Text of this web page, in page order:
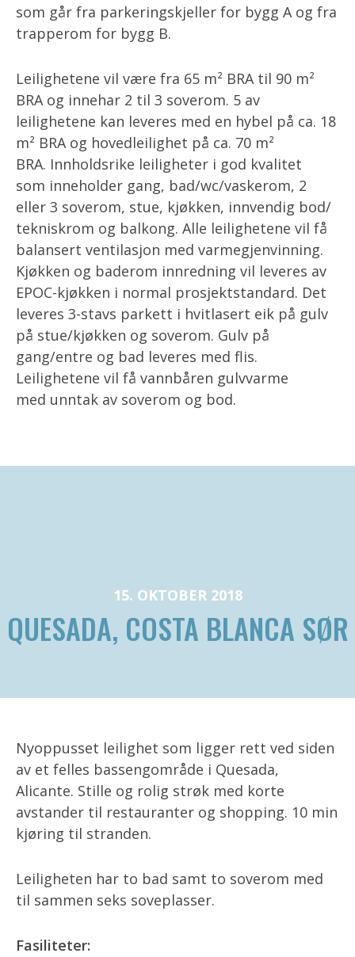
som går fra parkeringskjeller for bygg A og fra
trapperom for bygg B.
Leilighetene vil være fra 65 m² BRA til 90 m²
BRA og innehar 2 til 3 soverom. 5 av
leilighetene kan leveres med en hybel på ca. 18
m² BRA og hovedleilighet på ca. 70 m²
BRA. Innholdsrike leiligheter i god kvalitet
som inneholder gang, bad/wc/vaskerom, 2
eller 3 soverom, stue, kjøkken, innvendig bod/
tekniskrom og balkong. Alle leilighetene vil få
balansert ventilasjon med varmegjenvinning.
Kjøkken og baderom innredning vil leveres av
EPOC-kjøkken i normal prosjektstandard. Det
leveres 3-stavs parkett i hvitlasert eik på gulv
på stue/kjøkken og soverom. Gulv på
gang/entre og bad leveres med flis.
Leilighetene vil få vannbåren gulvvarme
med unntak av soverom og bod.
15. OKTOBER 2018
QUESADA, COSTA BLANCA SØR
Nyoppusset leilighet som ligger rett ved siden
av et felles bassengområde i Quesada,
Alicante. Stille og rolig strøk med korte
avstander til restauranter og shopping. 10 min
kjøring til stranden.
Leiligheten har to bad samt to soverom med
til sammen seks soveplasser.
Fasiliteter: